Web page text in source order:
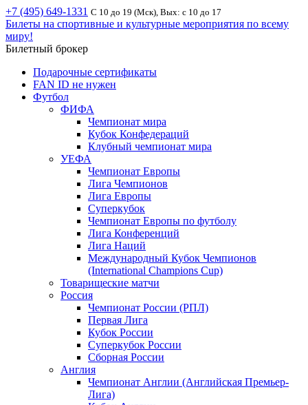
+7 (495) 649-1331 С 10 до 19 (Мск), Вых: с 10 до 17
Билеты на спортивные и культурные мероприятия по всему
миру!
Билетный брокер
Подарочные сертификаты
FAN ID не нужен
Футбол
ФИФА
Чемпионат мира
Кубок Конфедераций
Клубный чемпионат мира
УЕФА
Чемпионат Европы
Лига Чемпионов
Лига Европы
Суперкубок
Чемпионат Европы по футболу
Лига Конференций
Лига Наций
Международный Кубок Чемпионов
(International Champions Cup)
Товарищеские матчи
Россия
Чемпионат России (РПЛ)
Первая Лига
Кубок России
Суперкубок России
Сборная России
Англия
Чемпионат Англии (Английская Премьер-
Лига)